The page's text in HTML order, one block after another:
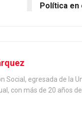
Política en
Social, egresada de la
con más de 20 años